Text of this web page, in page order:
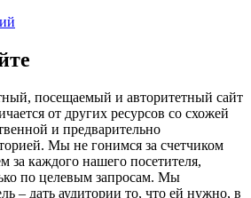
посещаемый и авторитетный сайт
от других ресурсов со схожей
и предварительно
Мы не гонимся за счетчиком
за каждого нашего посетителя,
по целевым запросам. Мы
– дать аудитории то, что ей нужно, в